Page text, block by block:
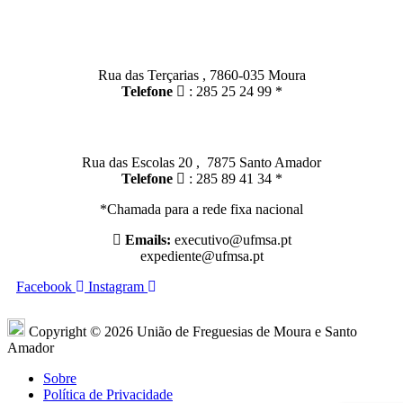
Rua das Terçarias , 7860-035 Moura
Telefone
: 285 25 24 99 *
Rua das Escolas 20 , 7875 Santo Amador
Telefone
: 285 89 41 34 *
*Chamada para a rede fixa nacional
Emails: executivo@ufmsa.pt
expediente@ufmsa.pt
Facebook
Instagram
Copyright © 2026 União de Freguesias de Moura e Santo
Amador
Sobre
Política de Privacidade